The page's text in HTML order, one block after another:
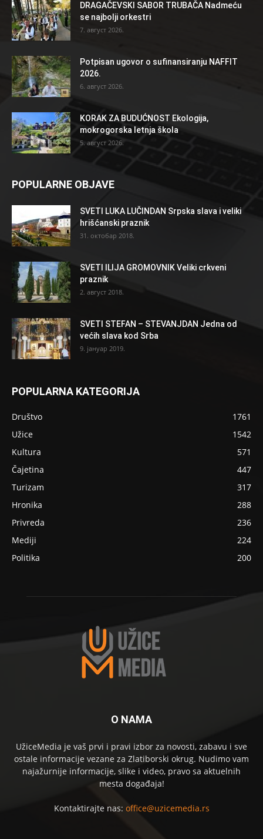
DRAGAČEVSKI SABOR TRUBAČA Nadmeću
se najbolji orkestri
7. август 2026.
Potpisan ugovor o sufinansiranju NAFFIT
2026.
6. август 2026.
KORAK ZA BUDUĆNOST Ekologija,
mokrogorska letnja škola
5. август 2026.
POPULARNE OBJAVE
SVETI LUKA LUČINDAN Srpska slava i veliki
hrišćanski praznik
31. октобар 2018.
SVETI ILIJA GROMOVNIK Veliki crkveni
praznik
2. август 2018.
SVETI STEFAN – STEVANJDAN Jedna od
većih slava kod Srba
9. јануар 2019.
POPULARNA KATEGORIJA
Društvo
1761
Užice
1542
Kultura
571
Čajetina
447
Turizam
317
Hronika
288
Privreda
236
Mediji
224
Politika
200
O NAMA
UžiceMedia je vaš prvi i pravi izbor za novosti, zabavu i sve
ostale informacije vezane za Zlatiborski okrug. Nudimo vam
najažurnije informacije, slike i video, pravo sa aktuelnih
mesta događaja!
Kontaktirajte nas: office@uzicemedia.rs